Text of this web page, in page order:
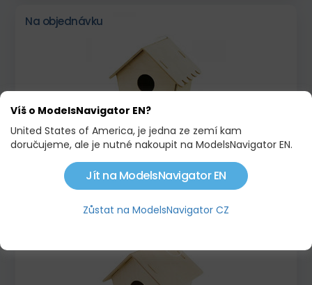
Na objednávku
3D VTÁČIA BÚDKA-4 + 6 FARIEB A ŠTETEC
228,23 KČ
Víš o ModelsNavigator EN?
United States of America, je jedna ze zemí kam
doručujeme, ale je nutné nakoupit na ModelsNavigator EN.
Jít na ModelsNavigator EN
Zůstat na ModelsNavigator CZ